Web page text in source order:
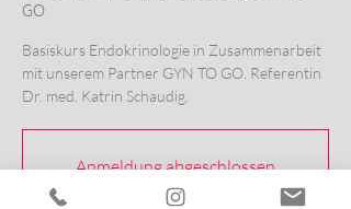
GO
Basiskurs Endokrinologie in Zusammenarbeit
mit unserem Partner GYN TO GO. Referentin
Dr. med. Katrin Schaudig.
Anmeldung abgeschlossen
Veranstaltungen ansehen